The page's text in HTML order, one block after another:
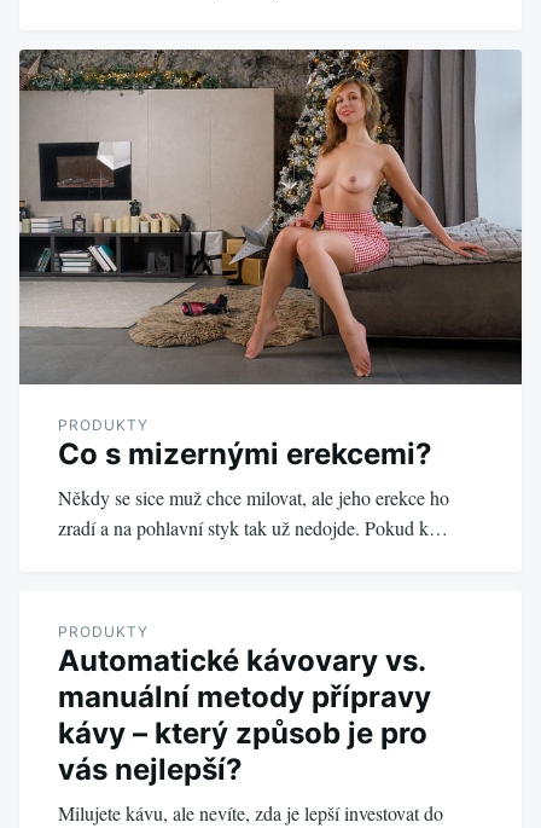
PRODUKTY
Co s mizernými erekcemi?
Někdy se sice muž chce milovat, ale jeho erekce ho
zradí a na pohlavní styk tak už nedojde. Pokud k…
PRODUKTY
Automatické kávovary vs.
manuální metody přípravy
kávy – který způsob je pro
vás nejlepší?
Milujete kávu, ale nevíte, zda je lepší investovat do